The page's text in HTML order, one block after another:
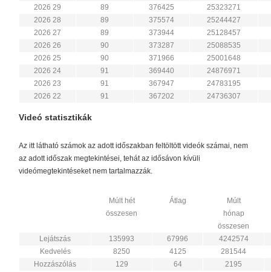
2026 29
89 376425
25323271
2026 28
89 375574
25244427
2026 27
89 373944
25128457
2026 26
90 373287
25088535
2026 25
90 371966
25001648
2026 24
91 369440
24876971
2026 23
91 367947
24783195
2026 22
91 367202 24736307
Videó statisztikák
Az itt látható számok az adott időszakban feltöltött videók számai, nem
az adott időszak megtekintései, tehát az idősávon kívüli
videómegtekintéseket nem tartalmazzák.
Múlt hét
összesen
Átlag
Múlt
hónap
összesen
Lejátszás
135993 67996
4242574
Kedvelés
8250 4125
281544
Hozzászólás
129 64
2195